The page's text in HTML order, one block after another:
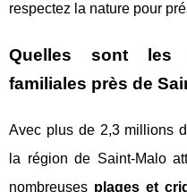
respectez la nature pour
Quelles sont les
familiales près de
Avec plus de 2,3 millions
la région de Saint-Malo
nombreuses plages et